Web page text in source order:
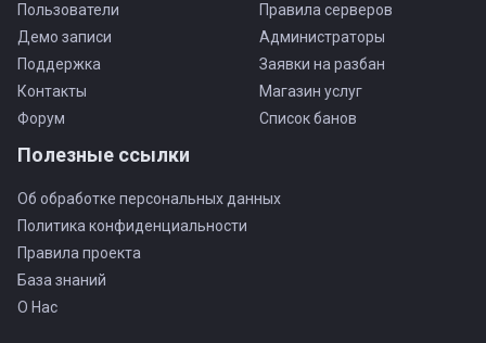
Пользователи
Демо записи
Поддержка
Контакты
Форум
Правила серверов
Администраторы
Заявки на разбан
Магазин услуг
Список банов
Полезные ссылки
Об обработке персональных данных
Политика конфиденциальности
Правила проекта
База знаний
О Нас